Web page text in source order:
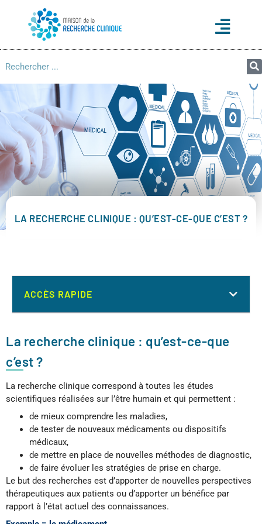
LA RECHERCHE CLINIQUE : QU’EST-CE-QUE C’EST ?
ACCÈS RAPIDE
La recherche clinique : qu’est-ce-que
c’est ?
La recherche clinique correspond à toutes les études
scientifiques réalisées sur l’être humain et qui permettent :
de mieux comprendre les maladies,
de tester de nouveaux médicaments ou dispositifs
médicaux,
de mettre en place de nouvelles méthodes de diagnostic,
de faire évoluer les stratégies de prise en charge.
Le but des recherches est d’apporter de nouvelles perspectives
thérapeutiques aux patients ou d’apporter un bénéfice par
rapport à l’état actuel des connaissances.